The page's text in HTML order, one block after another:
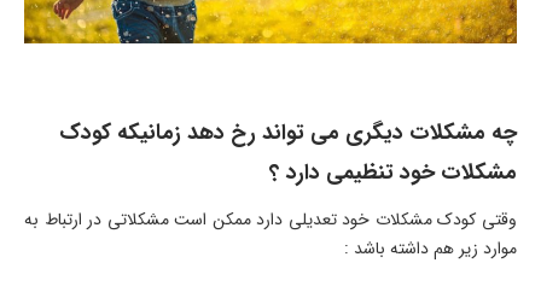
چه مشکلات دیگری می تواند رخ دهد زمانیکه کودک
مشکلات خود تنظیمی دارد ؟
وقتی کودک مشکلات خود تعدیلی دارد ممکن است مشکلاتی در ارتباط به
موارد زیر هم داشته باشد :